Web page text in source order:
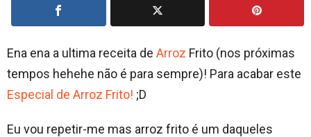
Ena ena a ultima receita de Arroz Frito (nos próximas
tempos hehehe não é para sempre)! Para acabar este
Especial de Arroz Frito! ;D
Eu vou repetir-me mas arroz frito é um daqueles